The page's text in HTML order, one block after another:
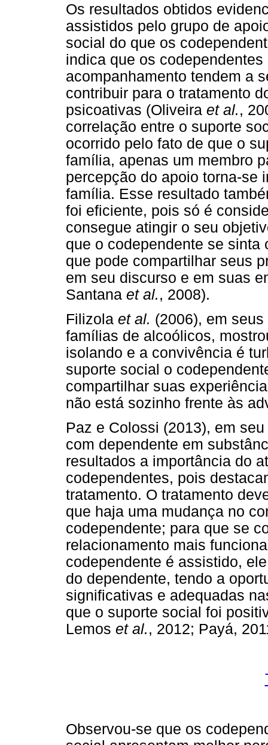
Os resultados obtidos
assistidos pelo grupo de
social do que os
indica que os
acompanhamento tendem a
contribuir para o tratamento
psicoativas (Oliveira et al.,
correlação entre o suporte
ocorrido pelo fato de que o
família, apenas um membro
percepção do apoio torna-se
família. Esse resultado
foi eficiente, pois só é
consegue atingir o seu
que o codependente se sinta
que pode compartilhar seus
em seu discurso e em suas
Santana et al., 2008).
Filizola et al. (2006), em
famílias de alcoólicos,
isolando e a convivência é
suporte social o
compartilhar suas
não está sozinho frente às
Paz e Colossi (2013), em
com dependente em
resultados a importância do
codependentes, pois
tratamento. O tratamento
que haja uma mudança no
codependente; para que se
relacionamento mais
codependente é assistido,
do dependente, tendo a
significativas e adequadas
que o suporte social foi
Lemos et al., 2012; Payá,
Observou-se que os